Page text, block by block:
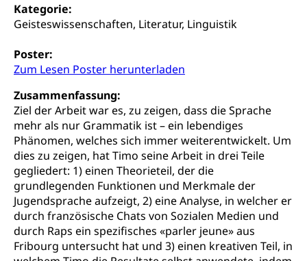
Kategorie:
Geisteswissenschaften, Literatur, Linguistik
Poster:
Zum Lesen Poster herunterladen
Zusammenfassung:
Ziel der Arbeit war es, zu zeigen, dass die Sprache
mehr als nur Grammatik ist – ein lebendiges
Phänomen, welches sich immer weiterentwickelt. Um
dies zu zeigen, hat Timo seine Arbeit in drei Teile
gegliedert: 1) einen Theorieteil, der die
grundlegenden Funktionen und Merkmale der
Jugendsprache aufzeigt, 2) eine Analyse, in welcher er
durch französische Chats von Sozialen Medien und
durch Raps ein spezifisches «parler jeune» aus
Fribourg untersucht hat und 3) einen kreativen Teil, in
Hilfslosenentschädigung (WAS Luzern)
AHV-Beiträge (WAS Luzern)
Ergänzungsleistungen (EL) (WAS Luzern)
AHV-Altersrente (WAS Luzern)
IV-Leistungen (WAS Luzern)
Behinderung
geistige Behinderung, psychische Behinderung,
Erwerbsunfähigkeit, Behinderte
Inklusion im Sport
Menschen mit Behinderungen
Kultur und Medien
Archive und Bibliotheken
Bücher, Bundesarchiv, Landesbibliothek
Staatsarchiv Luzern
Zentral- und Hochschulbibliothek
Archiv der Denkmalpflege
Kulturelle Einrichtungen
Museen, Theater, Bibliotheken